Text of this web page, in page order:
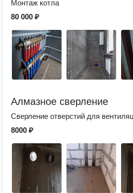
Монтаж котла
80 000 ₽
Алмазное сверление
Сверление отверстий для
8000 ₽